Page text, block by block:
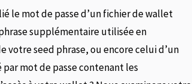
le mot de passe d’un fichier de wallet
supplémentaire utilisée en
votre seed phrase, ou encore celui d’un
mot de passe contenant les